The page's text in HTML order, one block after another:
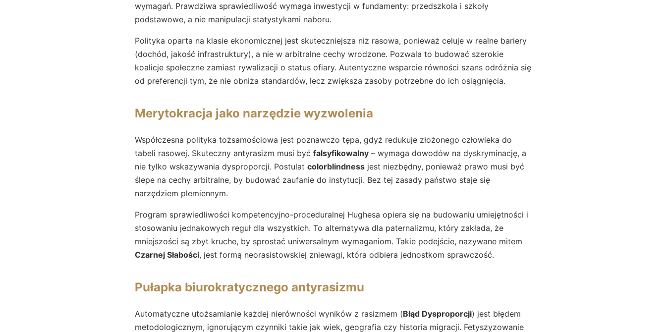
wymagań. Prawdziwa sprawiedliwość wymaga inwestycji w fundamenty: przedszkola i szkoły
podstawowe, a nie manipulacji statystykami naboru.
Polityka oparta na klasie ekonomicznej jest skuteczniejsza niż rasowa, ponieważ celuje w realne bariery
(dochód, jakość infrastruktury), a nie w arbitralne cechy wrodzone. Pozwala to budować szerokie
koalicje społeczne zamiast rywalizacji o status ofiary. Autentyczne wsparcie równości szans odróżnia się
od preferencji tym, że nie obniża standardów, lecz zwiększa zasoby potrzebne do ich osiągnięcia.
Merytokracja jako narzędzie wyzwolenia
Współczesna polityka tożsamościowa jest poznawczo tępa, gdyż redukuje złożonego człowieka do
tabeli rasowej. Skuteczny antyrasizm musi być falsyfikowalny – wymaga dowodów na dyskryminację, a
nie tylko wskazywania dysproporcji. Postulat colorblindness jest niezbędny, ponieważ prawo musi być
ślepe na cechy arbitralne, by budować zaufanie do instytucji. Bez tej zasady państwo staje się
narzędziem plemiennym.
Program sprawiedliwości kompetencyjno-proceduralnej Hughesa opiera się na budowaniu umiejętności i
stosowaniu jednakowych reguł dla wszystkich. To alternatywa dla paternalizmu, który zakłada, że
mniejszości są zbyt kruche, by sprostać uniwersalnym wymaganiom. Takie podejście, nazywane mitem
Czarnej Słabości, jest formą neorasistowskiej zniewagi, która odbiera jednostkom sprawczość.
Pułapka biurokratycznego antyrasizmu
Automatyczne utożsamianie każdej nierówności wyników z rasizmem (Błąd Dysproporcji) jest błędem
metodologicznym, ignorującym czynniki takie jak wiek, geografia czy historia migracji. Fetyszyzowanie